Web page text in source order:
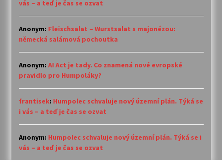
vás – a teď je čas se ozvat
Anonym: Fleischsalat – Wurstsalat s majonézou:
německá salámová pochoutka
Anonym: AI Act je tady. Co znamená nové evropské
pravidlo pro Humpoláky?
frantisek: Humpolec schvaluje nový územní plán. Týká se
i vás – a teď je čas se ozvat
Anonym: Humpolec schvaluje nový územní plán. Týká se i
vás – a teď je čas se ozvat